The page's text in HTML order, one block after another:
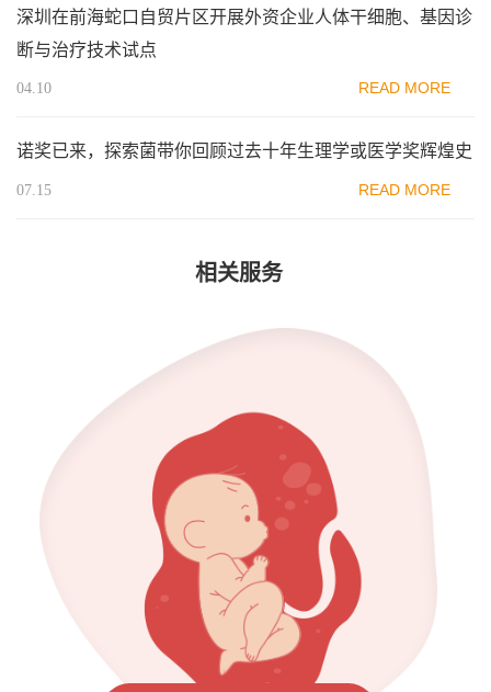
深圳在前海蛇口自贸片区开展外资企业人体干细胞、基因诊
断与治疗技术试点
04.10 READ MORE
诺奖已来，探索菌带你回顾过去十年生理学或医学奖辉煌史
07.15 READ MORE
相关服务